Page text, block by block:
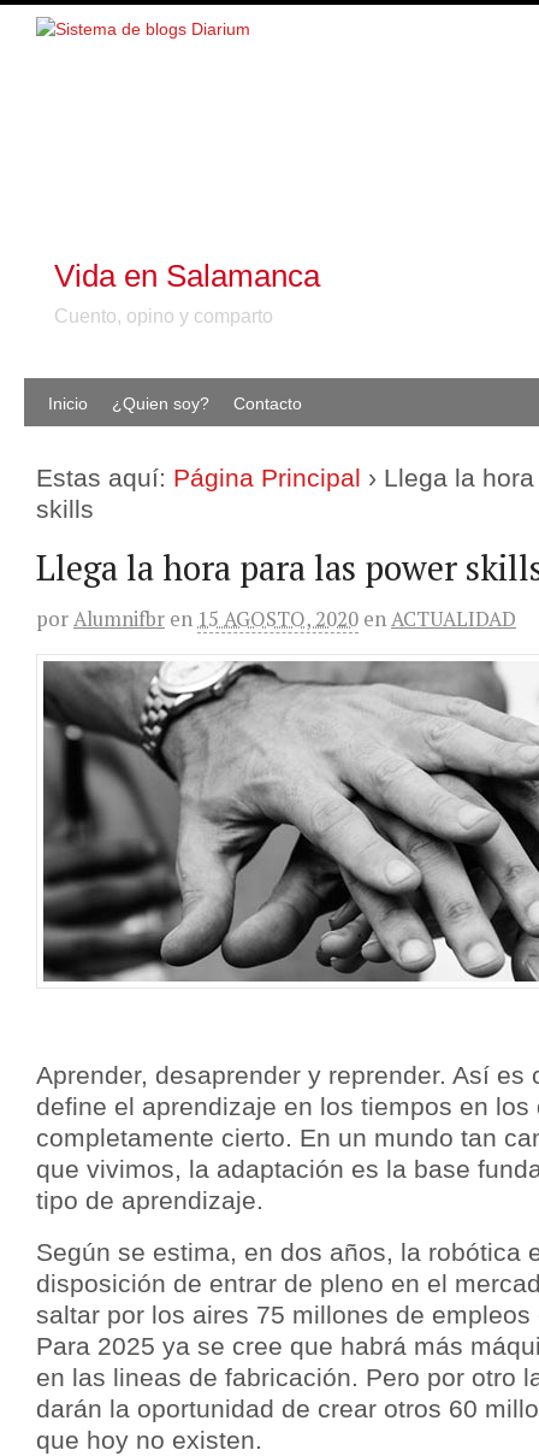
Vida en Salamanca
Cuento, opino y comparto
Inicio ¿Quien soy? Contacto
Estas aquí: Página Principal › Llega la
skills
Llega la hora para las power
porAlumnifbr en 15 AGOSTO, 2020 enACTUALIDAD
Aprender, desaprender y reprender. Así es
define el aprendizaje en los tiempos en
completamente cierto. En un mundo tan
que vivimos, la adaptación es la base
tipo de aprendizaje.
Según se estima, en dos años, la robótica
disposición de entrar de pleno en el
saltar por los aires 75 millones de
Para 2025 ya se cree que habrá más
en las lineas de fabricación. Pero por otro
darán la oportunidad de crear otros 60
que hoy no existen.